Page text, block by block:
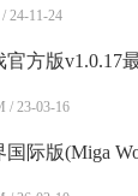
24-11-24
方版v1.0.17
/ 23-03-16
际版(Miga